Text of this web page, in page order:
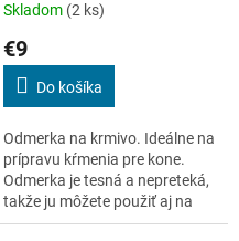
Skladom (2 ks)
€9
Do košíka
Odmerka na krmivo. Ideálne na
prípravu kŕmenia pre kone.
Odmerka je tesná a nepreteká,
takže ju môžete použiť aj na
tekuté krmivo.Veľmi odolný